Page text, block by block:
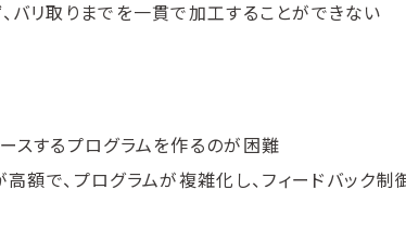
バリ取りまでを一貫で加工することができない
スするプログラムを作るのが困難
額で、プログラムが複雑化し、フィードバック